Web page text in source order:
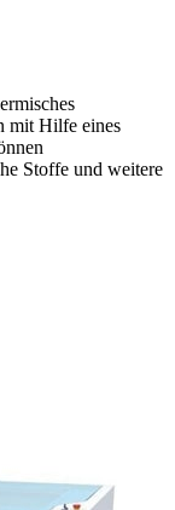
mit Hilfe eines
Stoffe und weitere